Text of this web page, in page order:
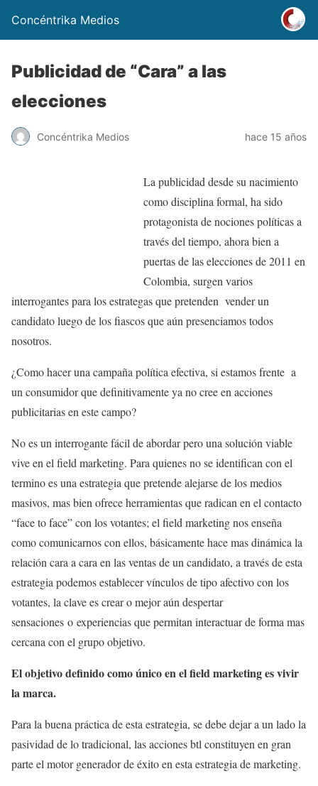
Concéntrika Medios
Publicidad de “Cara” a las
elecciones
Concéntrika Medios hace 15 años
La publicidad desde su nacimiento
como disciplina formal, ha sido
protagonista de nociones políticas a
través del tiempo, ahora bien a
puertas de las elecciones de 2011 en
Colombia, surgen varios
interrogantes para los estrategas que pretenden vender un
candidato luego de los fiascos que aún presenciamos todos
nosotros.
¿Como hacer una campaña política efectiva, si estamos frente a
un consumidor que definitivamente ya no cree en acciones
publicitarias en este campo?
No es un interrogante fácil de abordar pero una solución viable
vive en el field marketing. Para quienes no se identifican con el
termino es una estrategia que pretende alejarse de los medios
masivos, mas bien ofrece herramientas que radican en el contacto
“face to face” con los votantes; el field marketing nos enseña
como comunicarnos con ellos, básicamente hace mas dinámica la
relación cara a cara en las ventas de un candidato, a través de esta
estrategia podemos establecer vínculos de tipo afectivo con los
votantes, la clave es crear o mejor aún despertar
sensaciones o experiencias que permitan interactuar de forma mas
cercana con el grupo objetivo.
El objetivo definido como único en el field marketing es vivir
la marca.
Para la buena práctica de esta estrategia, se debe dejar a un lado la
pasividad de lo tradicional, las acciones btl constituyen en gran
parte el motor generador de éxito en esta estrategia de marketing.